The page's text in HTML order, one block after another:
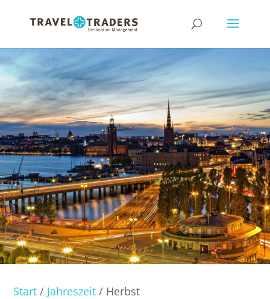
Start / Jahreszeit / Herbst